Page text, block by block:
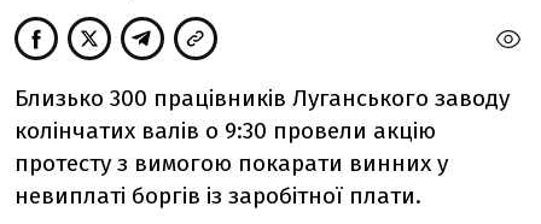
Близько 300 працівників Луганського заводу
колінчатих валів о 9:30 провели акцію
протесту з вимогою покарати винних у
невиплаті боргів із заробітної плати.